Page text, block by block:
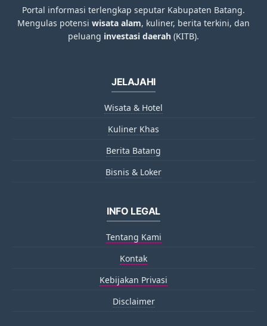
Portal informasi terlengkap seputar Kabupaten Batang.
Mengulas potensi wisata alam, kuliner, berita terkini, dan
peluang investasi daerah (KITB).
JELAJAHI
Wisata & Hotel
Kuliner Khas
Berita Batang
Bisnis & Loker
INFO LEGAL
Tentang Kami
Kontak
Kebijakan Privasi
Disclaimer